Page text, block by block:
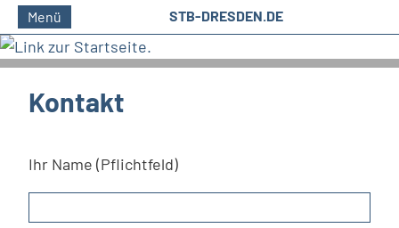
Menü STB-DRESDEN.DE
Kontakt
Ihr Name (Pflichtfeld)